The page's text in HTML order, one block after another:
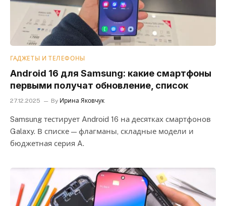
ГАДЖЕТЫ И ТЕЛЕФОНЫ
Android 16 для Samsung: какие смартфоны
первыми получат обновление, список
27.12.2025 By Ирина Яковчук
Samsung тестирует Android 16 на десятках смартфонов
Galaxy. В списке — флагманы, складные модели и
бюджетная серия A.